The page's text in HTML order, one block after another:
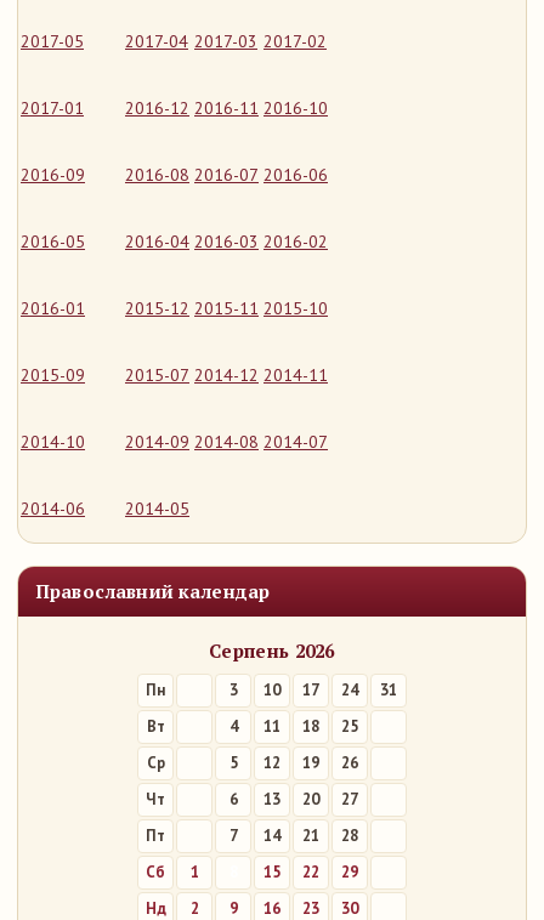
2017-05 2017-04 2017-03 2017-02
2017-01 2016-12 2016-11 2016-10
2016-09 2016-08 2016-07 2016-06
2016-05 2016-04 2016-03 2016-02
2016-01 2015-12 2015-11 2015-10
2015-09 2015-07 2014-12 2014-11
2014-10 2014-09 2014-08 2014-07
2014-06 2014-05
Православний календар
Серпень 2026
Пн 3 10 17 24
31
Вт
4 11 18
25
Ср
5 12 19
26
Чт
6 13 20
27
Пт
7 14 21
28
Сб
1 15 22
29
Нд
2 9 16 23 30